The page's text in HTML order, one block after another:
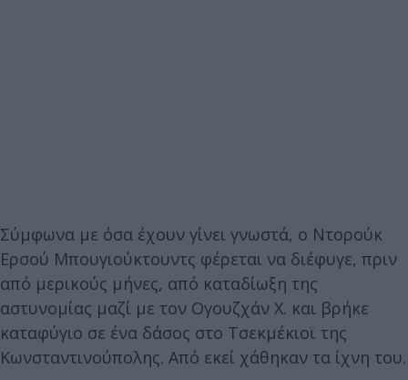
Σύμφωνα με όσα έχουν γίνει γνωστά, ο Ντορούκ
Ερσού Μπουγιούκτουντς φέρεται να διέφυγε, πριν
από μερικούς μήνες, από καταδίωξη της
αστυνομίας μαζί με τον Ογουζχάν Χ. και βρήκε
καταφύγιο σε ένα δάσος στο Τσεκμέκιοϊ της
Κωνσταντινούπολης. Από εκεί χάθηκαν τα ίχνη του.